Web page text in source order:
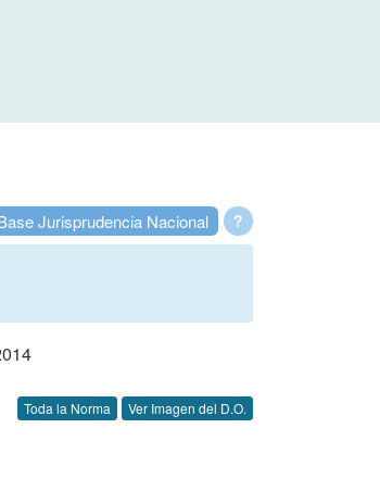
?
Jurisprudencia Nacional
Toda la Norma Ver Imagen del D.O.